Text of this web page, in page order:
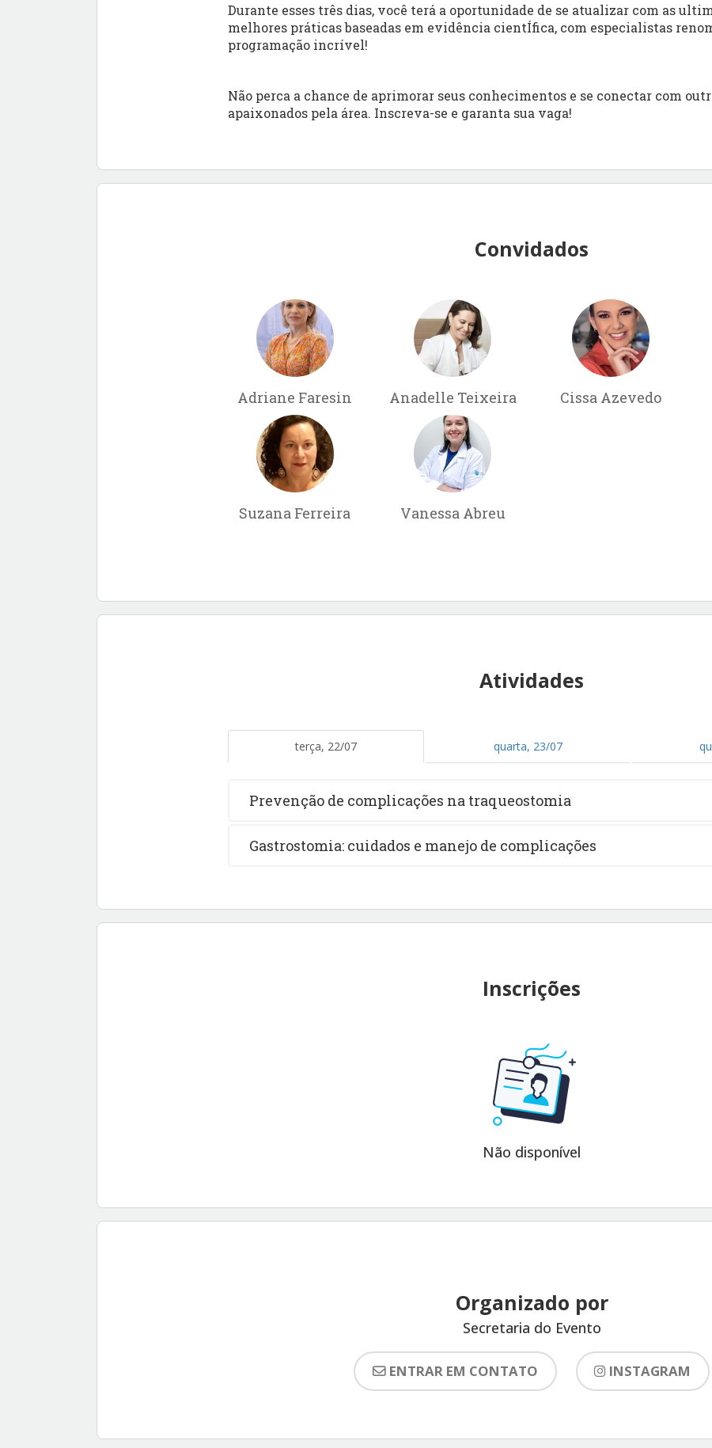
Durante esses três dias, você terá a oportunidade de se atualizar com as
melhores práticas baseadas em evidência cientÍfica, com especialistas
programação incrível!
Não perca a chance de aprimorar seus conhecimentos e se conectar com
apaixonados pela área. Inscreva-se e garanta sua vaga!
Convidados
Adriane Faresin Anadelle Teixeira Cissa Azevedo
Suzana Ferreira Vanessa Abreu
Atividades
terça, 22/07 quarta, 23/07
Prevenção de complicações na traqueostomia
Gastrostomia: cuidados e manejo de complicações
Inscrições
Não disponível
Organizado por
Secretaria do Evento
ENTRAR EM CONTATO INSTAGRAM